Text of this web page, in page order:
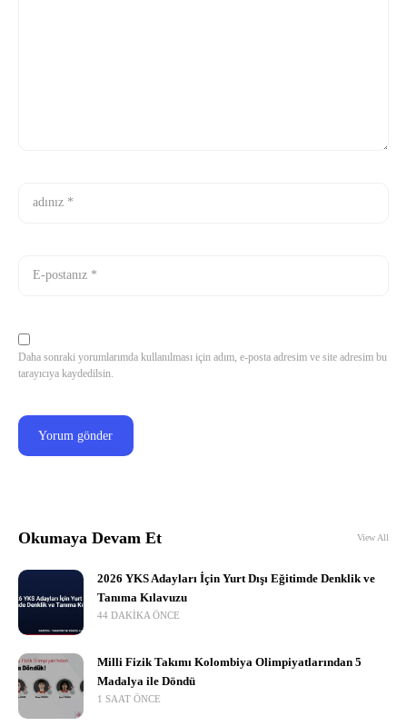
Daha sonraki yorumlarımda kullanılması için adım, e-posta adresim ve site adresim bu
tarayıcıya kaydedilsin.
Okumaya Devam Et View All
2026 YKS Adayları İçin Yurt Dışı Eğitimde Denklik ve
Tanıma Kılavuzu
44 DAKIKA ÖNCE
Milli Fizik Takımı Kolombiya Olimpiyatlarından 5
Madalya ile Döndü
1 SAAT ÖNCE